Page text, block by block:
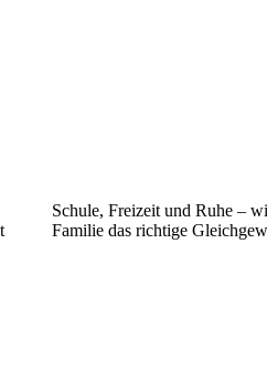
Schule, Freizeit und Ruhe –
Familie das richtige